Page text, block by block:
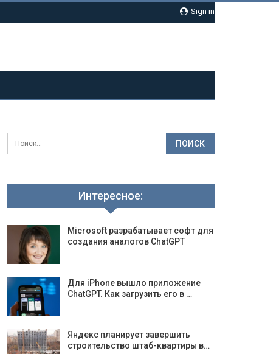
Sign in
Интересное:
Microsoft разрабатывает софт для
создания аналогов ChatGPT
Для iPhone вышло приложение
ChatGPT. Как загрузить его в …
Яндекс планирует завершить
строительство штаб-квартиры в…